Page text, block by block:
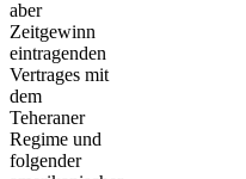
aber
Zeitgewinn
eintragenden
Vertrages mit
dem
Teheraner
Regime und
folgender